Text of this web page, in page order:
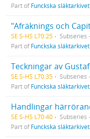
Part ofFunckska släktarkivet
SE S-HS L70:25
Subseries
Part ofFunckska släktarkivet
SE S-HS L70:35
Subseries
Part ofFunckska släktarkivet
SE S-HS L70:40
Subseries
Part ofFunckska släktarkivet